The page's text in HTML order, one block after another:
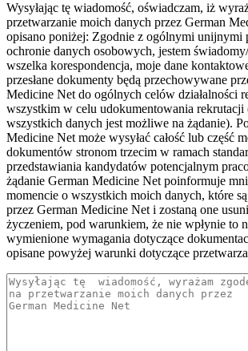
Wysyłając tę wiadomość, oświadczam, iż
przetwarzanie moich danych przez German
opisano poniżej: Zgodnie z ogólnymi unijnymi
ochronie danych osobowych, jestem
wszelka korespondencja, moje dane
przesłane dokumenty będą przechowywane
Medicine Net do ogólnych celów działalności
wszystkim w celu udokumentowania rekrutacji
wszystkich danych jest możliwe na żądanie).
Medicine Net może wysyłać całość lub część
dokumentów stronom trzecim w ramach
przedstawiania kandydatów potencjalnym
żądanie German Medicine Net poinformuje
momencie o wszystkich moich danych, które
przez German Medicine Net i zostaną one
życzeniem, pod warunkiem, że nie wpłynie to
wymienione wymagania dotyczące
opisane powyżej warunki dotyczące